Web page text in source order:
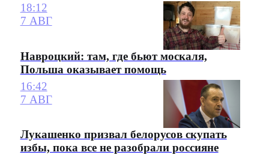
18:12
7 АВГ
Навроцкий: там, где бьют москаля,
Польша оказывает помощь
16:42
7 АВГ
Лукашенко призвал белорусов скупать
избы, пока все не разобрали россияне